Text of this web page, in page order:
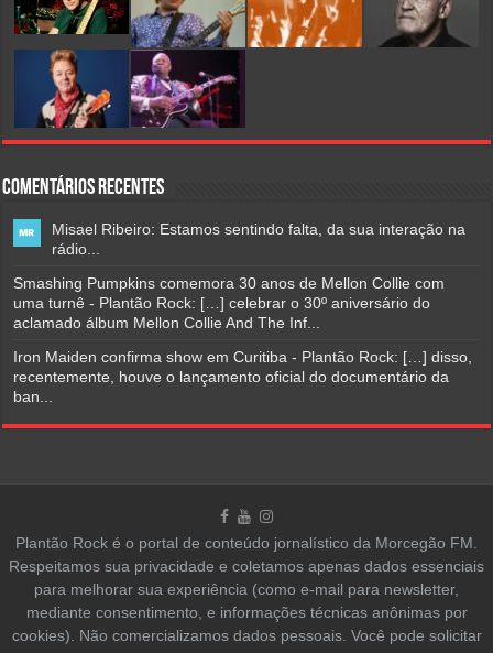
Comentários Recentes
Misael Ribeiro: Estamos sentindo falta, da sua interação na
rádio...
Smashing Pumpkins comemora 30 anos de Mellon Collie com
uma turnê - Plantão Rock: […] celebrar o 30º aniversário do
aclamado álbum Mellon Collie And The Inf...
Iron Maiden confirma show em Curitiba - Plantão Rock: […] disso,
recentemente, houve o lançamento oficial do documentário da
ban...
Plantão Rock é o portal de conteúdo jornalístico da Morcegão FM.
Respeitamos sua privacidade e coletamos apenas dados essenciais
para melhorar sua experiência (como e-mail para newsletter,
mediante consentimento, e informações técnicas anônimas por
cookies). Não comercializamos dados pessoais. Você pode solicitar